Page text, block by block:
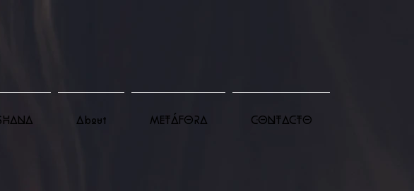
About METÁFORA CONTACTO